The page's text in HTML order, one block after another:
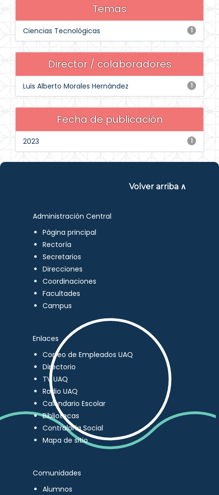
Temas
1
Ciencias Tecnológicas
Director / colaboradores
1
Luis Alberto Morales Hernández
Fecha de publicación
1
2023
Volver arriba ∧
Administración Central
Página principal
Rectoría
Secretarios
Direcciones
Coordinaciones
Facultades
Campus
Enlaces
Correo de Empleados UAQ
Directorio
TV UAQ
Radio UAQ
Calendario Escolar
Bibliotecas
Contraloría Social
Mapa de sitio
Comunidades
Alumnos